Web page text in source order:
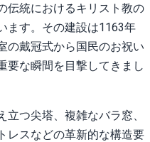
伝統におけるキリスト教の
ます。その建設は1163年
の戴冠式から国民のお祝い
要な瞬間を目撃してきまし
つ尖塔、複雑なバラ窓、
レスなどの革新的な構造要